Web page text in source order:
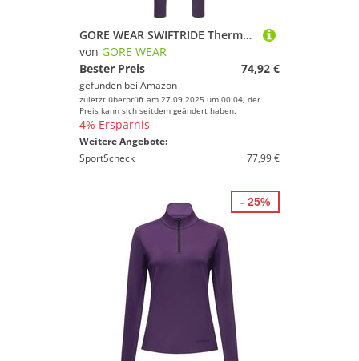
GORE WEAR SWIFTRIDE Thermo Tights Damen
von GORE WEAR
Bester Preis
74,92 €
gefunden bei Amazon
zuletzt überprüft am 27.09.2025 um 00:04; der
Preis kann sich seitdem geändert haben.
4% Ersparnis
Weitere Angebote:
SportScheck
77,99 €
- 25%